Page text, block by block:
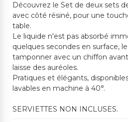
Découvrez le Set de deux sets
avec côté résiné, pour une
table.
Le liquide n'est pas absorbé
quelques secondes en surface,
tamponner avec un chiffon
laisse des auréoles.
Pratiques et élégants,
lavables en machine à 40°.
SERVIETTES NON INCLUSES.